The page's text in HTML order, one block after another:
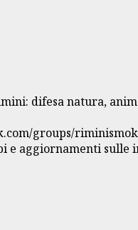
difesa natura,
groups/
aggiornamenti